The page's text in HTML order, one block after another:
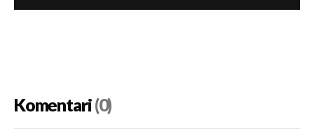
Komentari(0)